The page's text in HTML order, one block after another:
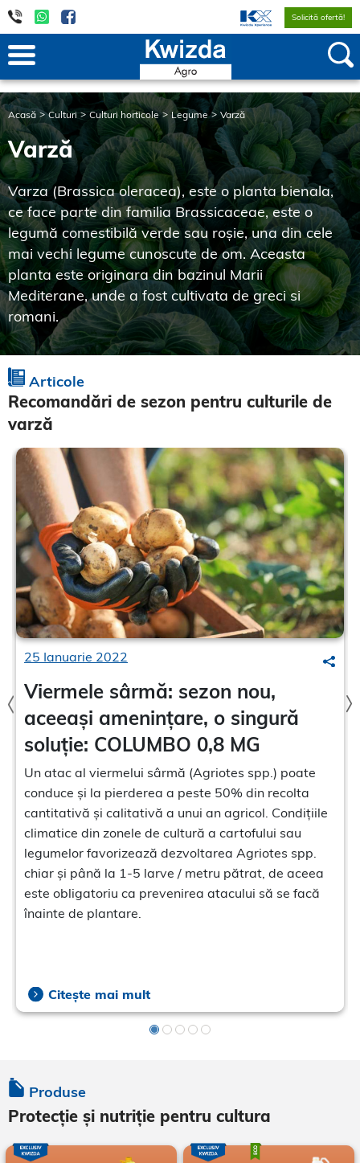
Solicită ofertă!
Acasă Culturi Culturi horticole Legume Varză
Varză
Varza (Brassica oleracea), este o planta bienala,
ce face parte din familia Brassicaceae, este o
legumă comestibilă verde sau roșie, una din cele
mai vechi legume cunoscute de om. Aceasta
planta este originara din bazinul Marii
Mediterane, unde a fost cultivata de greci si
romani.
Articole
Recomandări de sezon pentru culturile de
varză
25 Ianuarie 2022
Viermele sârmă: sezon nou,
aceeași amenințare, o singură
soluție: COLUMBO 0,8 MG
Un atac al viermelui sârmă (Agriotes spp.) poate
conduce și la pierderea a peste 50% din recolta
cantitativă și calitativă a unui an agricol. Condițiile
climatice din zonele de cultură a cartofului sau
legumelor favorizează dezvoltarea Agriotes spp.
chiar și până la 1-5 larve / metru pătrat, de aceea
este obligatoriu ca prevenirea atacului să se facă
înainte de plantare.
Citește mai mult
Produse
Protecție și nutriție pentru cultura